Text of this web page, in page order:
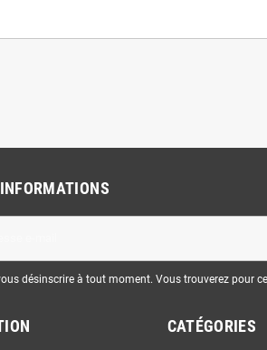
désinscrire à tout moment. Vous trouverez pour
CATÉGORIES